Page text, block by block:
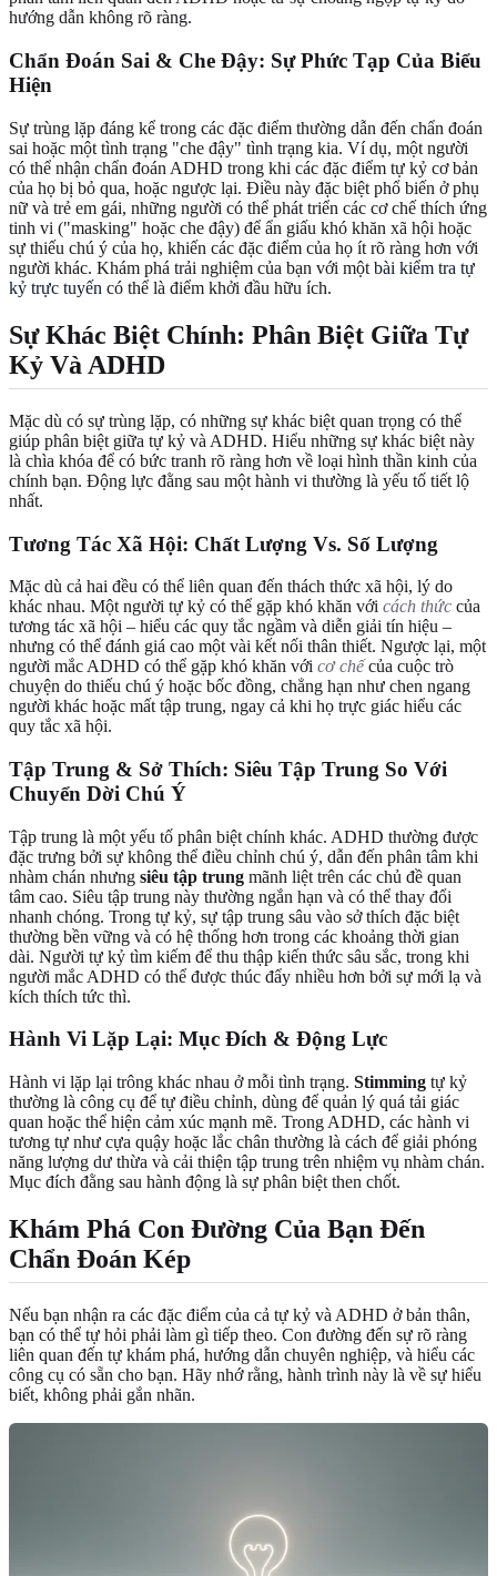
hướng dẫn không rõ ràng.
Chẩn Đoán Sai & Che Đậy: Sự Phức Tạp Của Biểu
Hiện
Sự trùng lặp đáng kể trong các đặc điểm thường dẫn đến chẩn đoán
sai hoặc một tình trạng "che đậy" tình trạng kia. Ví dụ, một người
có thể nhận chẩn đoán ADHD trong khi các đặc điểm tự kỷ cơ bản
của họ bị bỏ qua, hoặc ngược lại. Điều này đặc biệt phổ biến ở phụ
nữ và trẻ em gái, những người có thể phát triển các cơ chế thích ứng
tinh vi ("masking" hoặc che đậy) để ẩn giấu khó khăn xã hội hoặc
sự thiếu chú ý của họ, khiến các đặc điểm của họ ít rõ ràng hơn với
người khác. Khám phá trải nghiệm của bạn với một bài kiểm tra tự
kỷ trực tuyến có thể là điểm khởi đầu hữu ích.
Sự Khác Biệt Chính: Phân Biệt Giữa Tự
Kỷ Và ADHD
Mặc dù có sự trùng lặp, có những sự khác biệt quan trọng có thể
giúp phân biệt giữa tự kỷ và ADHD. Hiểu những sự khác biệt này
là chìa khóa để có bức tranh rõ ràng hơn về loại hình thần kinh của
chính bạn. Động lực đằng sau một hành vi thường là yếu tố tiết lộ
nhất.
Tương Tác Xã Hội: Chất Lượng Vs. Số Lượng
Mặc dù cả hai đều có thể liên quan đến thách thức xã hội, lý do
khác nhau. Một người tự kỷ có thể gặp khó khăn với cách thức của
tương tác xã hội – hiểu các quy tắc ngầm và diễn giải tín hiệu –
nhưng có thể đánh giá cao một vài kết nối thân thiết. Ngược lại, một
người mắc ADHD có thể gặp khó khăn với cơ chếcủa cuộc trò
chuyện do thiếu chú ý hoặc bốc đồng, chẳng hạn như chen ngang
người khác hoặc mất tập trung, ngay cả khi họ trực giác hiểu các
quy tắc xã hội.
Tập Trung & Sở Thích: Siêu Tập Trung So Với
Chuyển Dời Chú Ý
Tập trung là một yếu tố phân biệt chính khác. ADHD thường được
đặc trưng bởi sự không thể điều chỉnh chú ý, dẫn đến phân tâm khi
nhàm chán nhưng siêu tập trung mãnh liệt trên các chủ đề quan
tâm cao. Siêu tập trung này thường ngắn hạn và có thể thay đổi
nhanh chóng. Trong tự kỷ, sự tập trung sâu vào sở thích đặc biệt
thường bền vững và có hệ thống hơn trong các khoảng thời gian
dài. Người tự kỷ tìm kiếm để thu thập kiến thức sâu sắc, trong khi
người mắc ADHD có thể được thúc đẩy nhiều hơn bởi sự mới lạ và
kích thích tức thì.
Hành Vi Lặp Lại: Mục Đích & Động Lực
Hành vi lặp lại trông khác nhau ở mỗi tình trạng. Stimming tự kỷ
thường là công cụ để tự điều chỉnh, dùng để quản lý quá tải giác
quan hoặc thể hiện cảm xúc mạnh mẽ. Trong ADHD, các hành vi
tương tự như cựa quậy hoặc lắc chân thường là cách để giải phóng
năng lượng dư thừa và cải thiện tập trung trên nhiệm vụ nhàm chán.
Mục đích đằng sau hành động là sự phân biệt then chốt.
Khám Phá Con Đường Của Bạn Đến
Chẩn Đoán Kép
Nếu bạn nhận ra các đặc điểm của cả tự kỷ và ADHD ở bản thân,
bạn có thể tự hỏi phải làm gì tiếp theo. Con đường đến sự rõ ràng
liên quan đến tự khám phá, hướng dẫn chuyên nghiệp, và hiểu các
công cụ có sẵn cho bạn. Hãy nhớ rằng, hành trình này là về sự hiểu
biết, không phải gắn nhãn.